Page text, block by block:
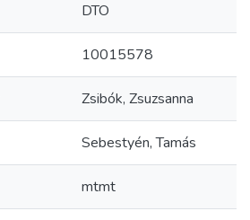
DTO
10015578
Zsibók, Zsuzsanna
Sebestyén, Tamás
mtmt